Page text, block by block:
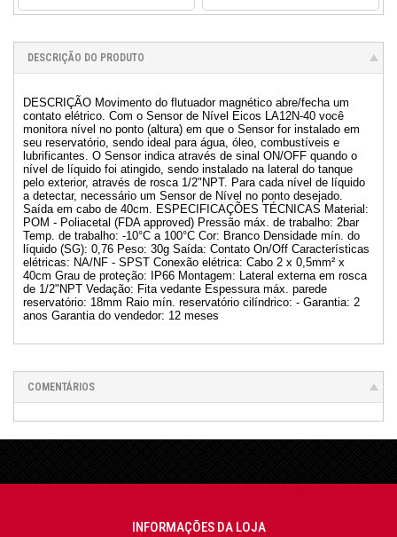
DESCRIÇÃO DO PRODUTO
DESCRIÇÃO Movimento do flutuador magnético abre/fecha um
contato elétrico. Com o Sensor de Nível Eicos LA12N-40 você
monitora nível no ponto (altura) em que o Sensor for instalado em
seu reservatório, sendo ideal para água, óleo, combustíveis e
lubrificantes. O Sensor indica através de sinal ON/OFF quando o
nível de líquido foi atingido, sendo instalado na lateral do tanque
pelo exterior, através de rosca 1/2"NPT. Para cada nível de líquido
a detectar, necessário um Sensor de Nível no ponto desejado.
Saída em cabo de 40cm. ESPECIFICAÇÕES TÉCNICAS Material:
POM - Poliacetal (FDA approved) Pressão máx. de trabalho: 2bar
Temp. de trabalho: -10°C a 100°C Cor: Branco Densidade mín. do
líquido (SG): 0,76 Peso: 30g Saída: Contato On/Off Características
elétricas: NA/NF - SPST Conexão elétrica: Cabo 2 x 0,5mm² x
40cm Grau de proteção: IP66 Montagem: Lateral externa em rosca
de 1/2"NPT Vedação: Fita vedante Espessura máx. parede
reservatório: 18mm Raio mín. reservatório cilíndrico: - Garantia: 2
anos Garantia do vendedor: 12 meses
COMENTÁRIOS
INFORMAÇÕES DA LOJA